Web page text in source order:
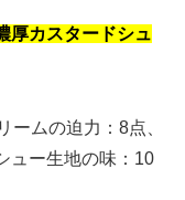
厚カスタードシュ
ームの迫力：8点、
ュー生地の味：10